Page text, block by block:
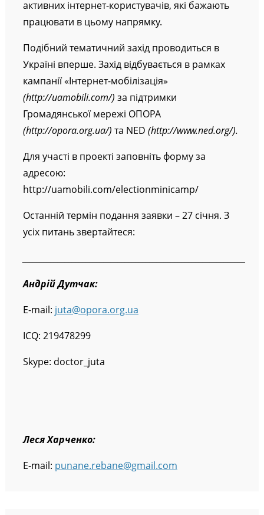
активних інтернет-користувачів, які бажають
працювати в цьому напрямку.
Подібний тематичний захід проводиться в
Україні вперше. Захід відбувається в рамках
кампанії «Інтернет-мобілізація»
(http://uamobili.com/) за підтримки
Громадянської мережі ОПОРА
(http://opora.org.ua/) та NED (http://www.ned.org/).
Для участі в проекті заповніть форму за
адресою:
http://uamobili.com/electionminicamp/
Останній термін подання заявки – 27 січня. З
усіх питань звертайтеся:
Андрій Дутчак:
E-mail: juta@opora.org.ua
ICQ: 219478299
Skype: doctor_juta
Леся Харченко:
E-mail: punane.rebane@gmail.com